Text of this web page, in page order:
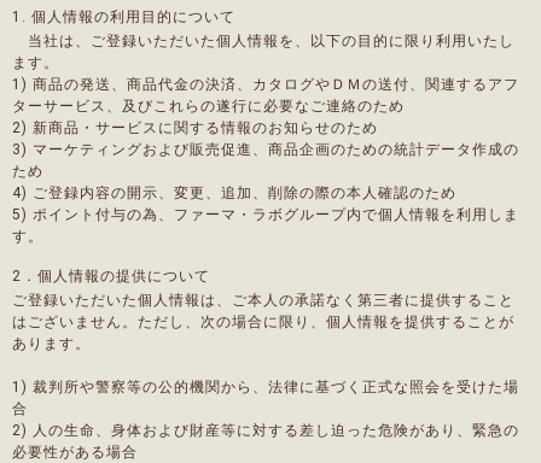
1. 個人情報の利用目的について
当社は、ご登録いただいた個人情報を、以下の目的に限り利用いたし
ます。
1) 商品の発送、商品代金の決済、カタログやＤＭの送付、関連するアフ
ターサービス、及びこれらの遂行に必要なご連絡のため
2) 新商品・サービスに関する情報のお知らせのため
3) マーケティングおよび販売促進、商品企画のための統計データ作成の
ため
4) ご登録内容の開示、変更、追加、削除の際の本人確認のため
5) ポイント付与の為、ファーマ・ラボグループ内で個人情報を利用しま
す。
2．個人情報の提供について
ご登録いただいた個人情報は、ご本人の承諾なく第三者に提供すること
はございません。ただし、次の場合に限り、個人情報を提供することが
あります。
1) 裁判所や警察等の公的機関から、法律に基づく正式な照会を受けた場
合
2) 人の生命、身体および財産等に対する差し迫った危険があり、緊急の
必要性がある場合